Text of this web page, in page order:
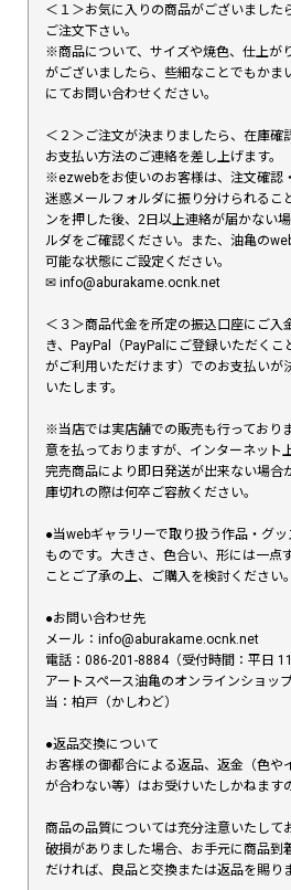
＜１＞お気に入りの商品がございました
ご注文下さい。
※商品について、サイズや焼色、仕上が
がございましたら、些細なことでもかま
にてお問い合わせください。
＜２＞ご注文が決まりましたら、在庫確
お支払い方法のご連絡を差し上げます。
※ezwebをお使いのお客様は、注文確認
迷惑メールフォルダに振り分けられるこ
ンを押した後、2日以上連絡が届かない
ルダをご確認ください。また、油亀の
可能な状態にご設定ください。
✉︎ info@aburakame.ocnk.net
＜３＞商品代金を所定の振込口座にご入
き、PayPal（PayPalにご登録いただく
がご利用いただけます）でのお支払いが
いたします。
※当店では実店舗での販売も行っており
意を払っておりますが、インターネット
完売商品により即日発送が出来ない場合
庫切れの際は何卒ご容赦ください。
●当webギャラリーで取り扱う作品・グ
ものです。大きさ、色合い、形には一点
ことご了承の上、ご購入を検討ください。
●お問い合わせ先
メール：info@aburakame.ocnk.net
電話：086-201-8884（受付時間：平日
アートスペース油亀のオンラインショ
当：柏戸（かしわど）
●返品交換について
お客様の御都合による返品、返金（色や
が合わない等）はお受けいたしかねます
商品の品質については充分注意いたして
破損がありました場合、お手元に商品到
だければ、良品と交換または返品を賜り